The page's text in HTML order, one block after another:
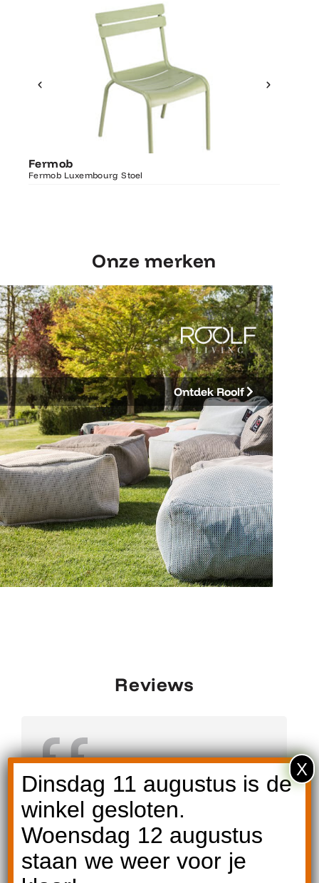
Fermob
Fermob Luxembourg Stoel
Ontdek Fermob
Luxembourg Stoel
Onze merken
Ontdek Roolf
Reviews
Een betrouwbaar en prettig adres voor
kwaliteits-tuinmeubelen. Wij zijn blij
dat we gekozen hebben voor Art
Meets Design en genieten nu van onze
prachtige stoelen.
Dinsdag 11 augustus is de
winkel gesloten.
Woensdag 12 augustus
staan we weer voor je
X